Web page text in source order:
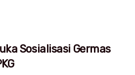
Sosialisasi Germas